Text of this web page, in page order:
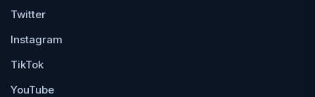
Twitter
Instagram
TikTok
YouTube